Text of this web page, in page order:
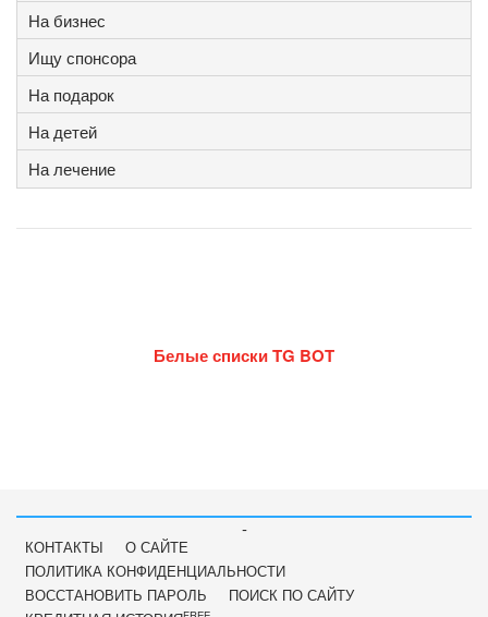
На бизнес
Ищу спонсора
На подарок
На детей
На лечение
Белые списки TG BOT
-
КОНТАКТЫ
О САЙТЕ
ПОЛИТИКА КОНФИДЕНЦИАЛЬНОСТИ
ВОССТАНОВИТЬ ПАРОЛЬ
ПОИСК ПО САЙТУ